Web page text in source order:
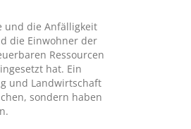
und die Anfälligkeit
die Einwohner der
Ressourcen
hat. Ein
und Landwirtschaft
sondern haben